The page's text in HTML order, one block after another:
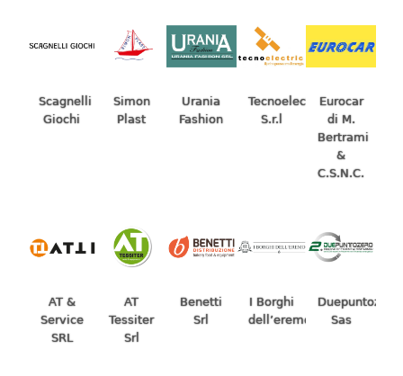
Scagnelli
Giochi
Simon
Plast
Urania
Fashion
Tecnoelectric
S.r.l
Eurocar
di M.
Bertrami
&
C.S.N.C.
AT &
Service
SRL
AT
Tessiter
Srl
Benetti
Srl
I Borghi
dell’eremo
Duepuntozero
Sas